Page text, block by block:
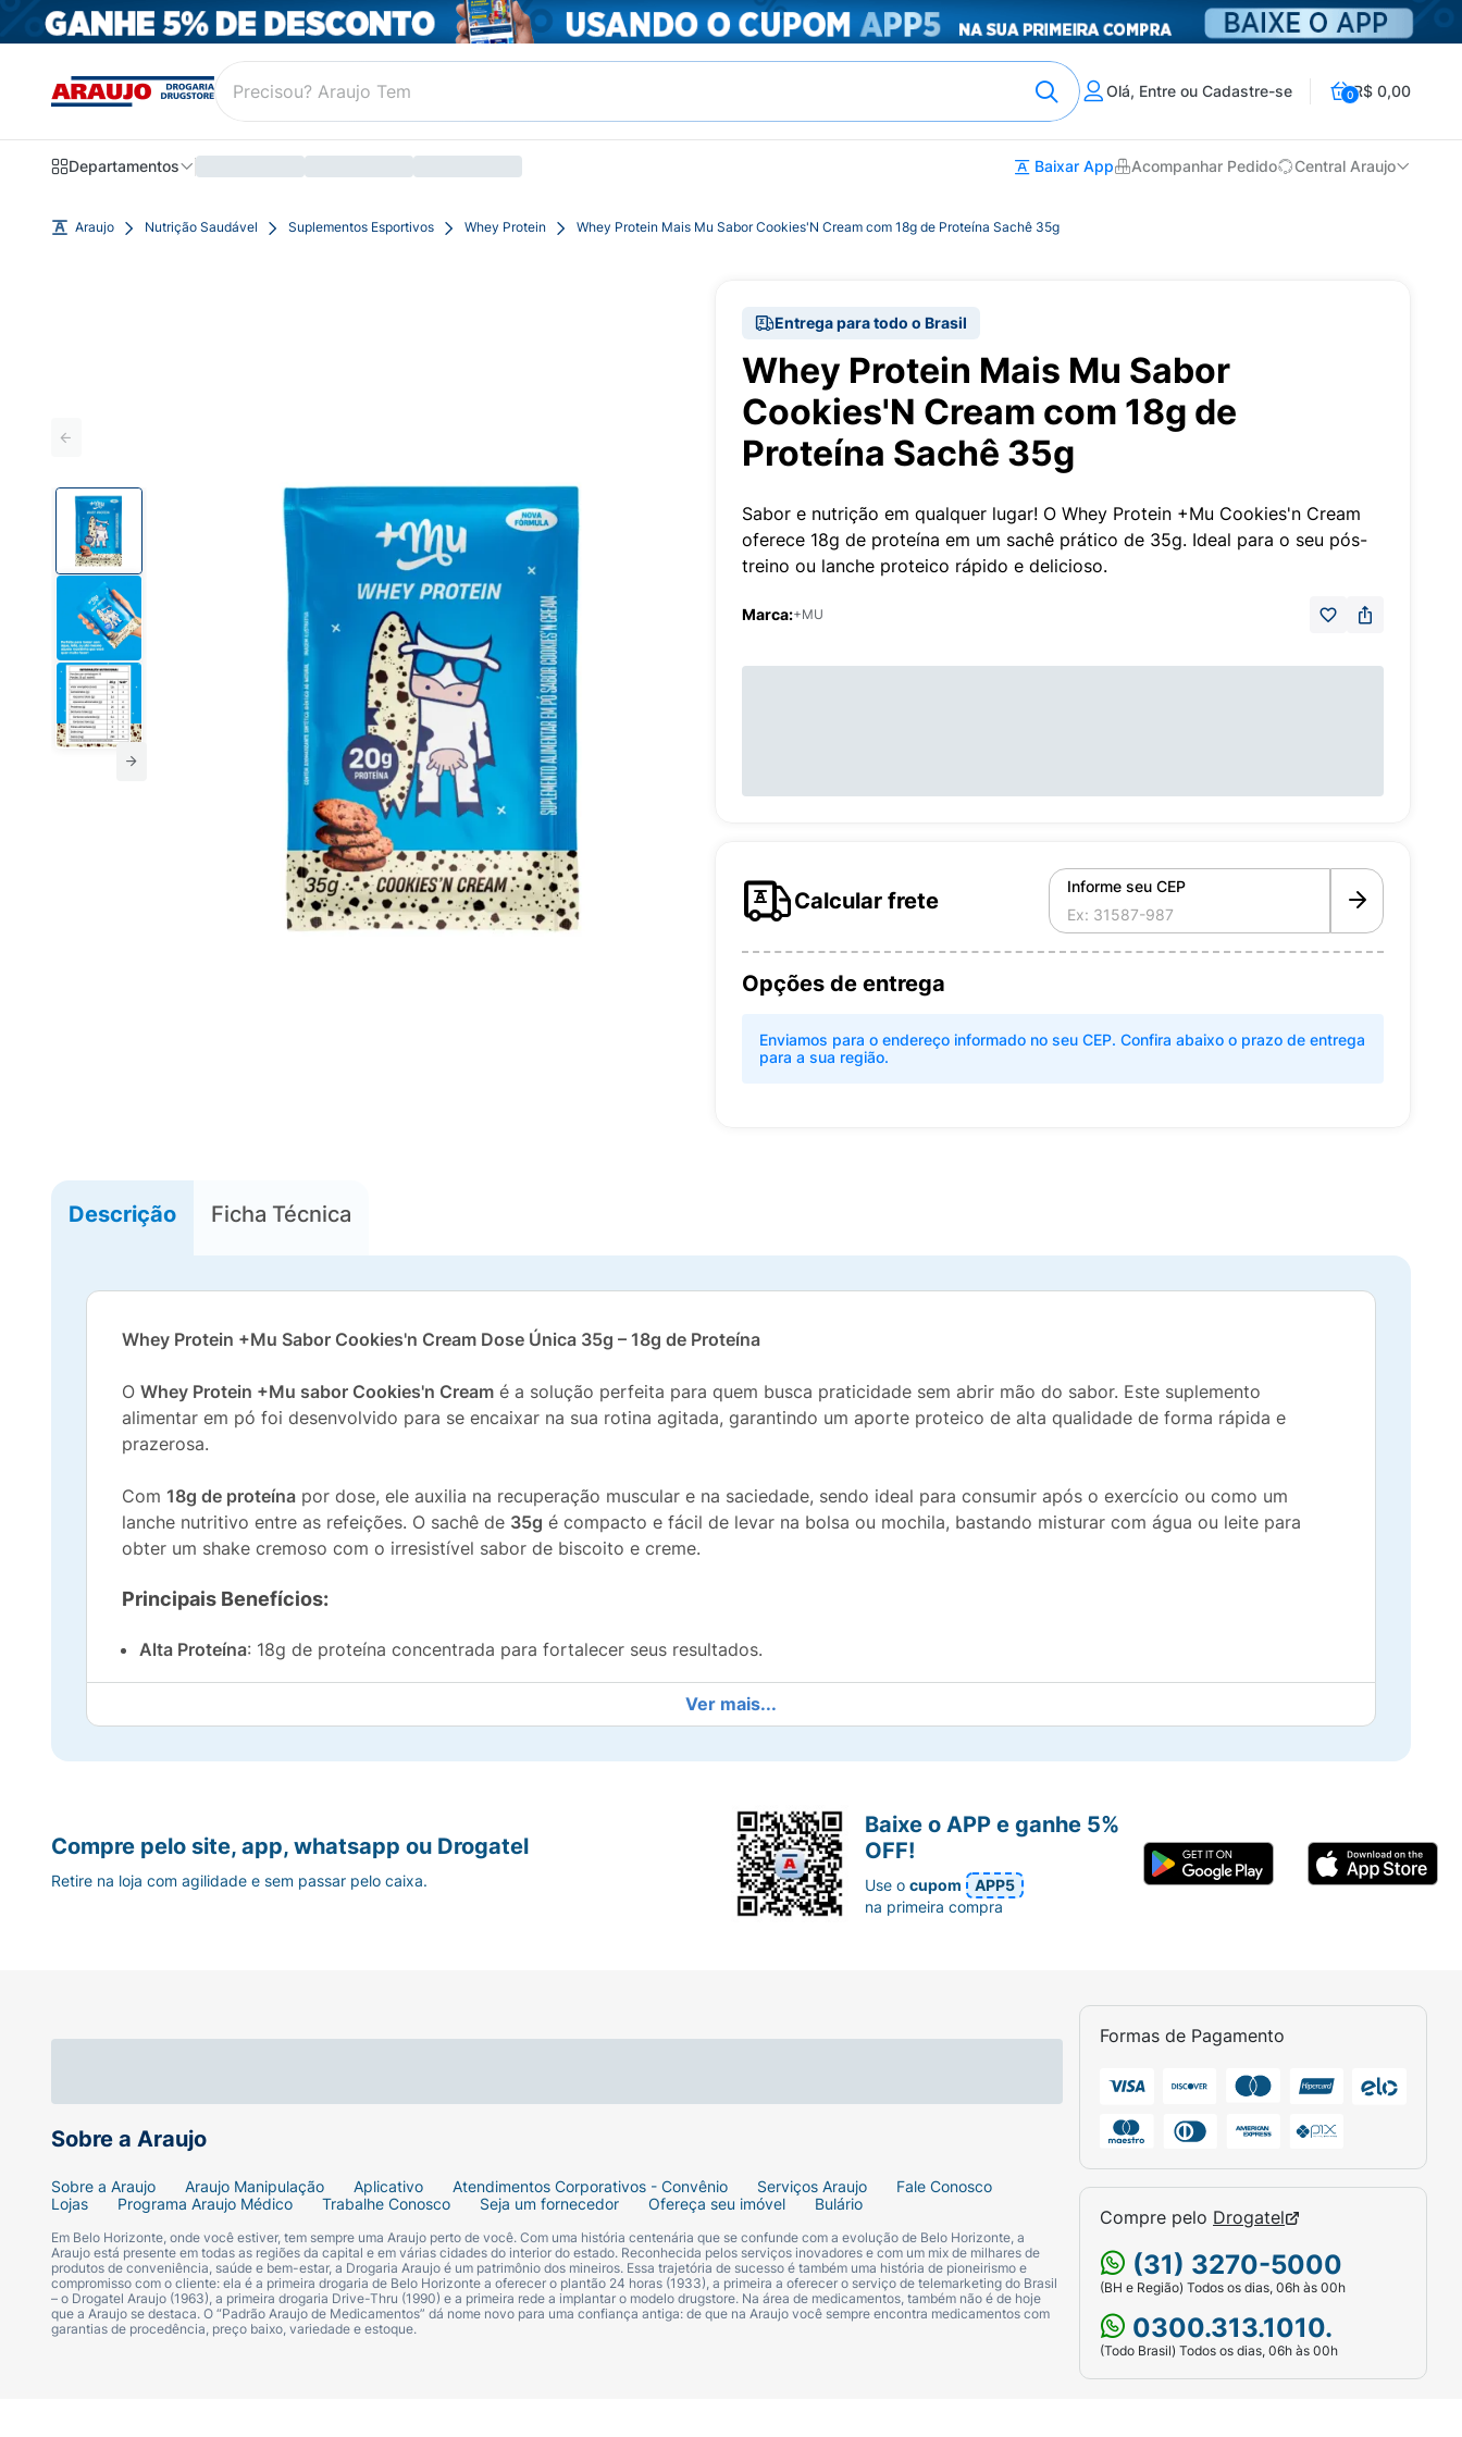
Olá, Entre ou Cadastre-se 0R$ 0,00
Departamentos Baixar App Acompanhar Pedido Central Araujo
Araujo Nutrição Saudável Suplementos Esportivos Whey Protein Whey Protein Mais Mu Sabor Cookies'N Cream com 18g de Proteína Sachê 35g
Entrega para todo o Brasil
Whey Protein Mais Mu Sabor
Cookies'N Cream com 18g de
Proteína Sachê 35g
Sabor e nutrição em qualquer lugar! O Whey Protein +Mu Cookies'n Cream
oferece 18g de proteína em um sachê prático de 35g. Ideal para o seu pós-
treino ou lanche proteico rápido e delicioso.
Marca:+MU
Calcular frete
Informe seu CEP
Opções de entrega
Enviamos para o endereço informado no seu CEP. Confira abaixo o prazo de entrega
para a sua região.
Descrição Ficha Técnica
Whey Protein +Mu Sabor Cookies'n Cream Dose Única 35g – 18g de Proteína
O Whey Protein +Mu sabor Cookies'n Cream é a solução perfeita para quem busca praticidade sem abrir mão do sabor. Este suplemento
alimentar em pó foi desenvolvido para se encaixar na sua rotina agitada, garantindo um aporte proteico de alta qualidade de forma rápida e
prazerosa.
Com 18g de proteína por dose, ele auxilia na recuperação muscular e na saciedade, sendo ideal para consumir após o exercício ou como um
lanche nutritivo entre as refeições. O sachê de 35g é compacto e fácil de levar na bolsa ou mochila, bastando misturar com água ou leite para
obter um shake cremoso com o irresistível sabor de biscoito e creme.
Principais Benefícios:
Alta Proteína: 18g de proteína concentrada para fortalecer seus resultados.
: Formato de dose única (sachê), perfeito para consumir em qualquer lugar.
: Mistura rapidamente, garantindo uma textura lisa e cremosa.
Versatilidade: Pode ser consumido apenas com água ou adicionado a receitas e frut5s
Ver mais...
Sobre a Araujo
Sobre a Araujo Araujo Manipulação Aplicativo Atendimentos Corporativos - Convênio Serviços Araujo
Fale Conosco
Lojas
Programa Araujo Médico Trabalhe Conosco Seja um fornecedor Ofereça seu imóvel Bulário
Em Belo Horizonte, onde você estiver, tem sempre uma Araujo perto de você. Com uma história centenária que se confunde com a evolução de Belo Horizonte, a
Araujo está presente em todas as regiões da capital e em várias cidades do interior do estado. Reconhecida pelos serviços inovadores e com um mix de milhares de
produtos de conveniência, saúde e bem-estar, a Drogaria Araujo é um patrimônio dos mineiros. Essa trajetória de sucesso é também uma história de pioneirismo e
compromisso com o cliente: ela é a primeira drogaria de Belo Horizonte a oferecer o plantão 24 horas (1933), a primeira a oferecer o serviço de telemarketing do Brasil
– o Drogatel Araujo (1963), a primeira drogaria Drive-Thru (1990) e a primeira rede a implantar o modelo drugstore. Na área de medicamentos, também não é de hoje
que a Araujo se destaca. O “Padrão Araujo de Medicamentos” dá nome novo para uma confiança antiga: de que na Araujo você sempre encontra medicamentos com
garantias de procedência, preço baixo, variedade e estoque.
Formas de Pagamento
Compre pelo Drogatel
(31) 3270-5000
(BH e Região) Todos os dias, 06h às 00h
0300.313.1010.
(Todo Brasil) Todos os dias, 06h às 00h
Compre pelo site, app, whatsapp ou Drogatel
Retire na loja com agilidade e sem passar pelo caixa.
Baixe o APP e ganhe 5%
OFF!
Use ocupom
APP5
na primeira compra